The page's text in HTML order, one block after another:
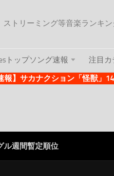
ストリーミング等音楽ランキ
トップソング速報 注目カ
報】サカナクション「怪獣」
ル週間暫定順位